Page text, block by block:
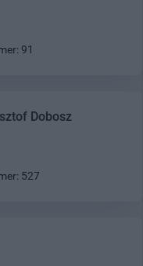
91
Dobosz
527